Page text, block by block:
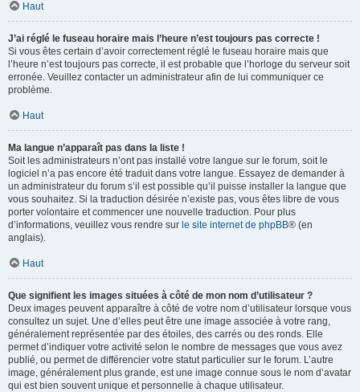
Haut
J’ai réglé le fuseau horaire mais l’heure n’est toujours pas correcte !
Si vous êtes certain d’avoir correctement réglé le fuseau horaire mais que
l’heure n’est toujours pas correcte, il est probable que l’horloge du serveur soit
erronée. Veuillez contacter un administrateur afin de lui communiquer ce
problème.
Haut
Ma langue n’apparaît pas dans la liste !
Soit les administrateurs n’ont pas installé votre langue sur le forum, soit le
logiciel n’a pas encore été traduit dans votre langue. Essayez de demander à
un administrateur du forum s’il est possible qu’il puisse installer la langue que
vous souhaitez. Si la traduction désirée n’existe pas, vous êtes libre de vous
porter volontaire et commencer une nouvelle traduction. Pour plus
d’informations, veuillez vous rendre sur le site internet de phpBB® (en
anglais).
Haut
Que signifient les images situées à côté de mon nom d’utilisateur ?
Deux images peuvent apparaître à côté de votre nom d’utilisateur lorsque vous
consultez un sujet. Une d’elles peut être une image associée à votre rang,
généralement représentée par des étoiles, des carrés ou des ronds. Elle
permet d’indiquer votre activité selon le nombre de messages que vous avez
publié, ou permet de différencier votre statut particulier sur le forum. L’autre
image, généralement plus grande, est une image connue sous le nom d’avatar
qui est bien souvent unique et personnelle à chaque utilisateur.